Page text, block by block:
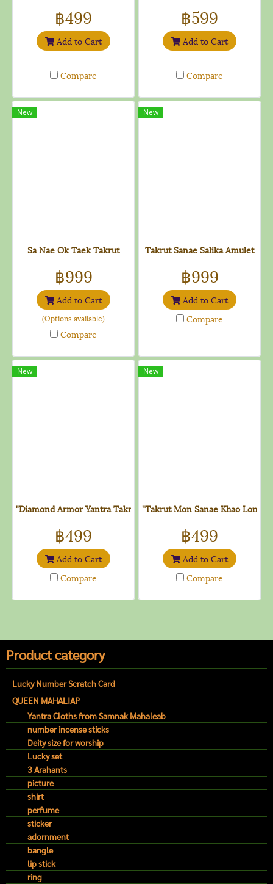
฿499
Add to Cart
Compare
฿599
Add to Cart
Compare
New
Sa Nae Ok Taek Takrut
฿999
Add to Cart
(Options available)
Compare
New
Takrut Sanae Salika Amulet
฿999
Add to Cart
Compare
New
"Diamond Armor Yantra Takrut - Three Kings Edition"
฿499
Add to Cart
Compare
New
"Takrut Mon Sanae Khao Long"
฿499
Add to Cart
Compare
Product category
Lucky Number Scratch Card
QUEEN MAHALIAP
Yantra Cloths from Samnak Mahaleab
number incense sticks
Deity size for worship
Lucky set
3 Arahants
picture
shirt
perfume
sticker
adornment
bangle
lip stick
ring